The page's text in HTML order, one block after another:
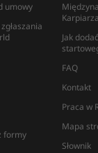
umowy
formy
Karpiarza
Jak
FAQ
Kontakt
Praca w
Mapa
Słownik